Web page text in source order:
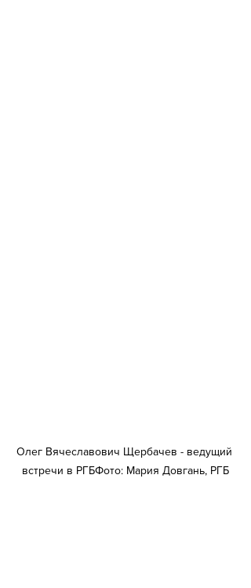
Олег Вячеславович Щербачев - ведущий
встречи в РГБФото: Мария Довгань, РГБ